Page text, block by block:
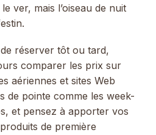
ver, mais l’oiseau de nuit
réserver tôt ou tard,
comparer les prix sur
aériennes et sites Web
de pointe comme les week-
et pensez à apporter vos
de première